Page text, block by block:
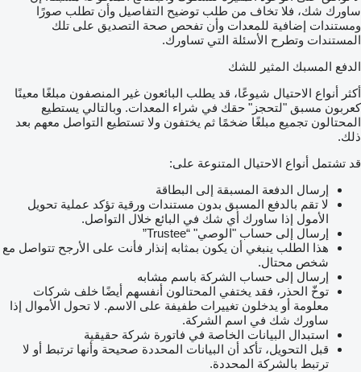
ساورك شك، فلا تخاف من طلب توضيح التفاصيل وأن تطلب صورًا
ومستندات إضافية للمعدات وأن تفحص صحة التصديق على تلك
المستندات وتطرح الأسئلة التي تساورك.
الدفع المسبك المثير للشك
أكثر أنواع الاحتيال شيوعًا، قد يطلب البائعون غير المنصفون مبلغًا معينًا
كعربون مسبق "لتحجز" حقك في شراء المعدات. وبالتالي يستطيع
المحتالون تجميع مبلغًا ضخمًا ثم يختفون ولا تستطيع التواصل معهم بعد
ذلك.
قد تشتمل أنواع الاحتيال المتنوعة على:
إرسال الدفعة المسبقة إلى البطاقة
لا تقم بالدفع المسبق بدون مستندات ورقية تؤكد عملية تحويل
الأمول إذا ساورك أي شك في البائع خلال التواصل.
إرسال إلى حساب "الوصي" “Trustee”
هذا الطلب ينبغي أن يكون بمثابه إنذار فأنت على الأرجح تتواصل مع
شخص محتال.
إرسال إلى حساب الشركة باسم مشابه
توخّ الحذر، فقد يختفي المحتالون أنفسهم أيضًا خلف شركات
معلومة أو يدخلون تغييرات طفيفة على الاسم. لا تحول الأموال إذا
ساورك شك في اسم الشركة.
استبدال البيانات الخاصة في فاتورة شركة حقيقية
قبل التحويل، تأكد أن البيانات المحددة صحيحة وأنها ترتبط أو لا
ترتبط بالشركة المحددة.